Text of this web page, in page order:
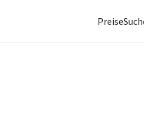
Preise